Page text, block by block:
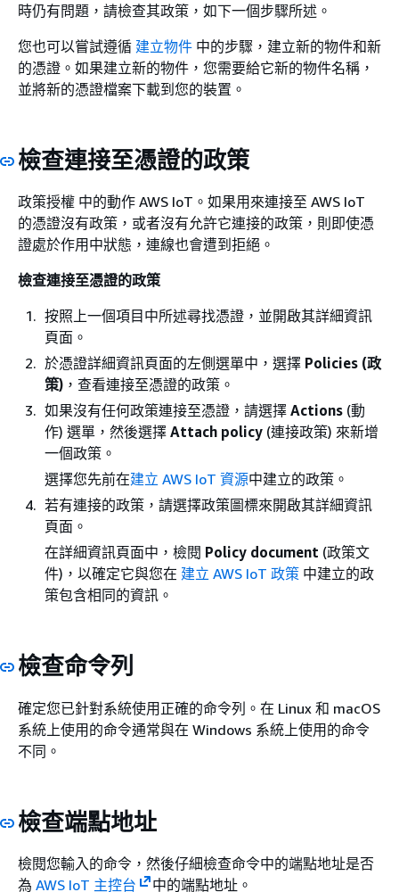
時仍有問題，請檢查其政策，如下一個步驟所述。
您也可以嘗試遵循 建立物件 中的步驟，建立新的物件和新
的憑證。如果建立新的物件，您需要給它新的物件名稱，
並將新的憑證檔案下載到您的裝置。
檢查連接至憑證的政策
政策授權 中的動作 AWS IoT。如果用來連接至 AWS IoT
的憑證沒有政策，或者沒有允許它連接的政策，則即使憑
證處於作用中狀態，連線也會遭到拒絕。
檢查連接至憑證的政策
按照上一個項目中所述尋找憑證，並開啟其詳細資訊
頁面。
於憑證詳細資訊頁面的左側選單中，選擇 Policies (政
策) ，查看連接至憑證的政策。
如果沒有任何政策連接至憑證，請選擇 Actions (動
作) 選單，然後選擇 Attach policy (連接政策) 來新增
一個政策。
選擇您先前在建立 AWS IoT 資源中建立的政策。
若有連接的政策，請選擇政策圖標來開啟其詳細資訊
頁面。
在詳細資訊頁面中，檢閱 Policy document (政策文
件)，以確定它與您在 建立 AWS IoT 政策 中建立的政
策包含相同的資訊。
檢查命令列
確定您已針對系統使用正確的命令列。在 Linux 和 macOS
系統上使用的命令通常與在 Windows 系統上使用的命令
不同。
檢查端點地址
檢閱您輸入的命令，然後仔細檢查命令中的端點地址是否
為 AWS IoT 主控台 中的端點地址。